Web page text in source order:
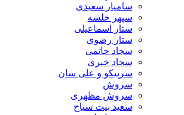
سامیار سعیدی
سپهر خلسه
ستار اسماعیلی
ستار رضوی
سجاد حاتمی
سجاد خیری
سرپیکو و علی سان
سروش
سروش مظهری
سعید بیت سیاح